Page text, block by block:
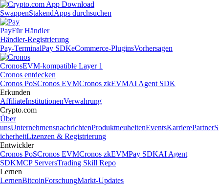
SwappenStakendApps durchsuchen
PayFür Händler
Händler-Registrierung
Pay-TerminalPay SDKeCommerce-PluginsVorhersagen
CronosEVM-kompatible Layer 1
Cronos entdecken
Cronos PoSCronos EVMCronos zkEVMAI Agent SDK
Erkunden
AffiliateInstitutionenVerwahrung
Crypto.com
Über
unsUnternehmensnachrichtenProduktneuheitenEventsKarrierePartnerS
icherheitLizenzen & Registrierung
Entwickler
Cronos PoSCronos EVMCronos zkEVMPay SDKAI Agent
SDKMCP ServersTrading Skill Repo
Lernen
LernenBitcoinForschungMarkt-Updates